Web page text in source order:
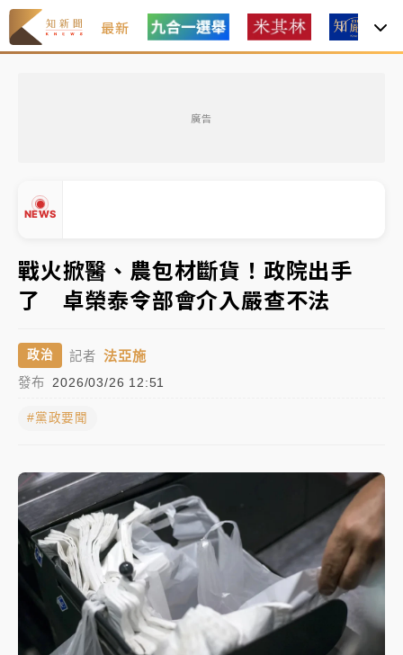
最新
廣告
NEWS
中信慈善基金會想增加董事人數！辜仲諒向法院聲請遭
駁 理由曝光
故宮《龍藏經》特展第2檔！今線上預約開賣一度塞車
周六起展出延長至晚上7時
父親節泡湯了！中颱白海豚雨彈轟3天 「紅到發紫」降
暑假過三周才推「E宿新北打卡趣」！抽獎程序複雜 觀
旅局回應了
中信慈善基金會想增加董事人數！辜仲諒向法院聲請遭
駁 理由曝光
故宮《龍藏經》特展第2檔！今線上預約開賣一度塞車
周六起展出延長至晚上7時
戰火掀醫、農包材斷貨！政院出手
了 卓榮泰令部會介入嚴查不法
政治 記者 法亞施
發布 2026/03/26 12:51
#黨政要聞